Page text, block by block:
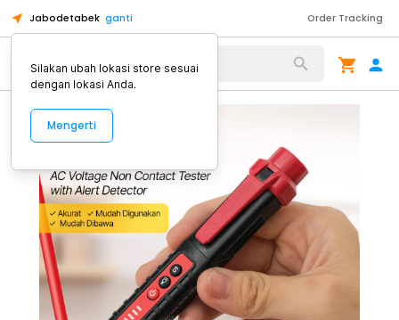
Jabodetabek ganti Order Tracking
Alat Kopi
Silakan ubah lokasi store sesuai
dengan lokasi Anda.
Mengerti